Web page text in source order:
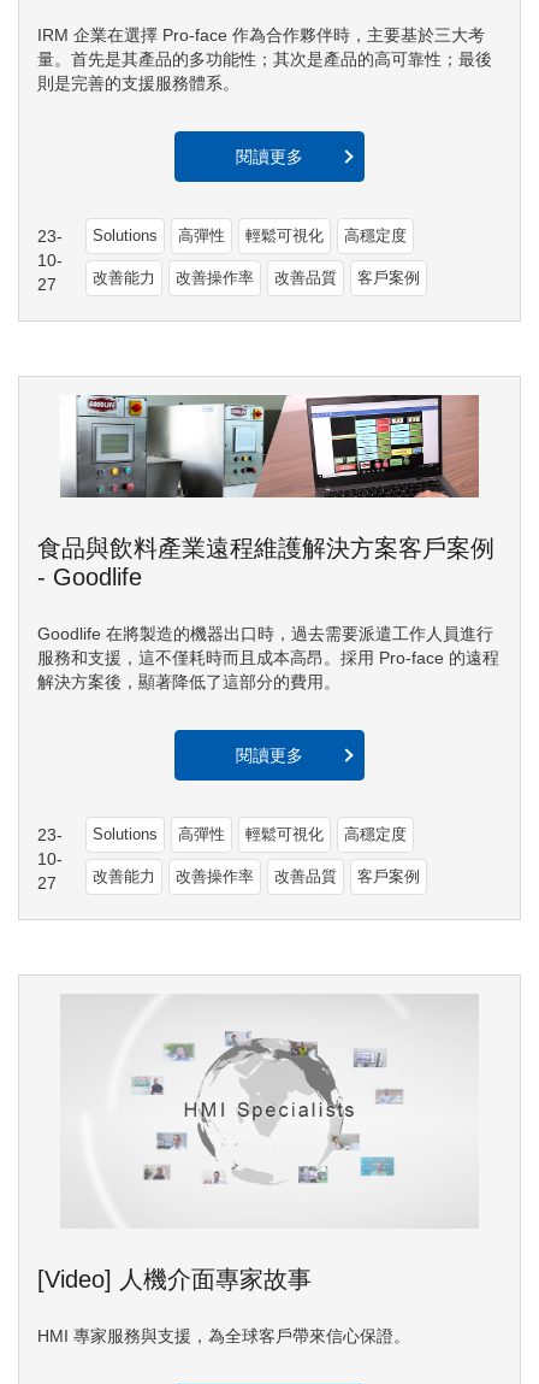
IRM 企業在選擇 Pro-face 作為合作夥伴時，主要基於三大考
量。首先是其產品的多功能性；其次是產品的高可靠性；最後
則是完善的支援服務體系。
閱讀更多
23-
10-
27
Solutions 高彈性 輕鬆可視化 高穩定度
改善能力 改善操作率 改善品質 客戶案例
食品與飲料產業遠程維護解決方案客戶案例
- Goodlife
Goodlife 在將製造的機器出口時，過去需要派遣工作人員進行
服務和支援，這不僅耗時而且成本高昂。採用 Pro-face 的遠程
解決方案後，顯著降低了這部分的費用。
閱讀更多
23-
10-
27
Solutions 高彈性 輕鬆可視化 高穩定度
改善能力 改善操作率 改善品質 客戶案例
[Video] 人機介面專家故事
HMI 專家服務與支援，為全球客戶帶來信心保證。